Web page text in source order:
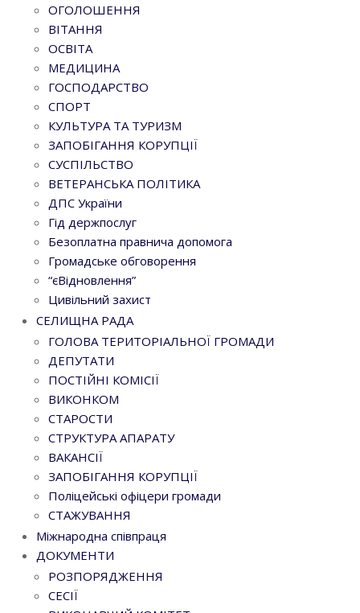
ОГОЛОШЕННЯ
ВІТАННЯ
ОСВІТА
МЕДИЦИНА
ГОСПОДАРСТВО
СПОРТ
КУЛЬТУРА ТА ТУРИЗМ
ЗАПОБІГАННЯ КОРУПЦІЇ
СУСПІЛЬСТВО
ВЕТЕРАНСЬКА ПОЛІТИКА
ДПС України
Гід держпослуг
Безоплатна правнича допомога
Громадське обговорення
“єВідновлення”
Цивільний захист
СЕЛИЩНА РАДА
ГОЛОВА ТЕРИТОРІАЛЬНОЇ ГРОМАДИ
ДЕПУТАТИ
ПОСТІЙНІ КОМІСІЇ
ВИКОНКОМ
СТАРОСТИ
СТРУКТУРА АПАРАТУ
ВАКАНСІЇ
ЗАПОБІГАННЯ КОРУПЦІЇ
Поліцейські офіцери громади
СТАЖУВАННЯ
Міжнародна співпраця
ДОКУМЕНТИ
РОЗПОРЯДЖЕННЯ
СЕСІЇ